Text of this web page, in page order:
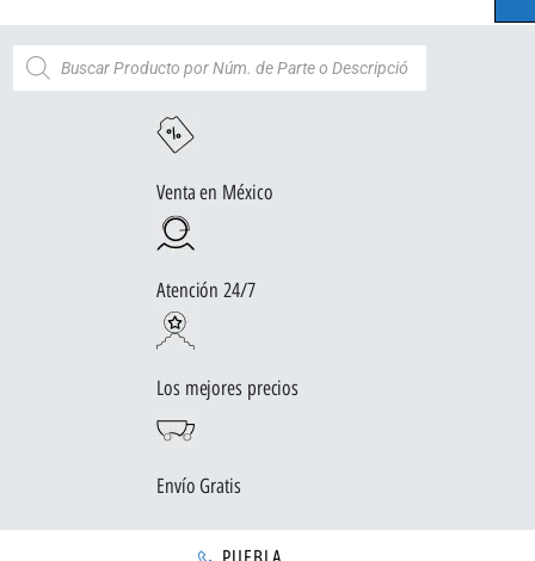
Venta en México
Atención 24/7
Los mejores precios
Envío Gratis